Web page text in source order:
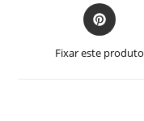
Abre
em
nova
Fixar este produto